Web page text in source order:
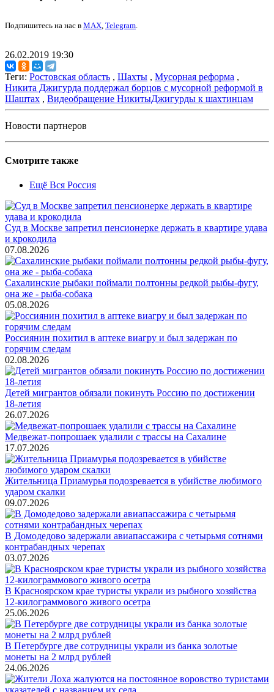
Подпишитесь на нас в MAX, Telegram.
26.02.2019 19:30
Теги: Ростовская область , Шахты , Мусорная реформа ,
Никита Джигурда поддержал борцов с мусорной реформой в
Шаштах , Видеобращение НикитыДжигурды к шахтинцам
Новости партнеров
Смотрите также
Ещё Вся Россия
Суд в Москве запретил пенсионерке держать в квартире удава
и крокодила
07.08.2026
Сахалинские рыбаки поймали полтонны редкой рыбы-фугу,
она же - рыба-собака
05.08.2026
Россиянин похитил в аптеке виагру и был задержан по
горячим следам
02.08.2026
Детей мигрантов обязали покинуть Россию по достижении
18-летия
26.07.2026
Медвежат-попрошаек удалили с трассы на Сахалине
17.07.2026
Жительница Приамурья подозревается в убийстве любимого
ударом скалки
09.07.2026
В Домодедово задержали авиапассажира с четырьмя сотнями
контрабандных черепах
03.07.2026
В Красноярском крае туристы украли из рыбного хозяйства
12-килограммового живого осетра
25.06.2026
В Петербурге две сотрудницы украли из банка золотые
монеты на 2 млрд рублей
24.06.2026